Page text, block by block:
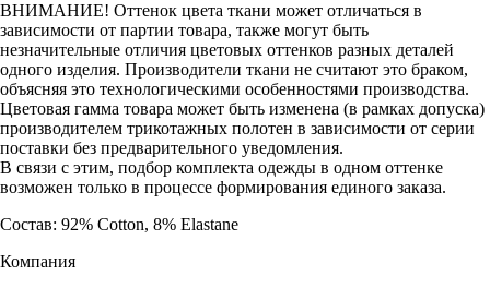
ВНИМАНИЕ! Оттенок цвета ткани может отличаться в
зависимости от партии товара, также могут быть
незначительные отличия цветовых оттенков разных деталей
одного изделия. Производители ткани не считают это браком,
объясняя это технологическими особенностями производства.
Цветовая гамма товара может быть изменена (в рамках допуска)
производителем трикотажных полотен в зависимости от серии
поставки без предварительного уведомления.
В связи с этим, подбор комплекта одежды в одном оттенке
возможен только в процессе формирования единого заказа.
Состав: 92% Cotton, 8% Elastane
Компания